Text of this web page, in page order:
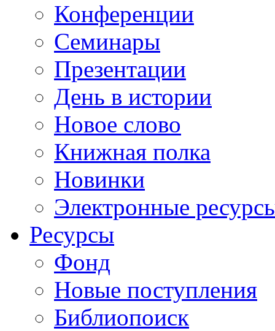
Конференции
Семинары
Презентации
День в истории
Новое слово
Книжная полка
Новинки
Электронные
Ресурсы
Фонд
Новые поступления
Библиопоиск